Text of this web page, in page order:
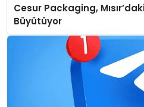
Cesur Packaging,
Büyütüyor